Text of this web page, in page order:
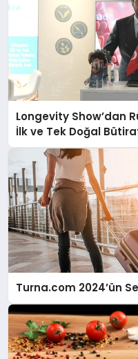
Longevity Show’dan
İlk ve Tek Doğal
Turna.com 2024’ün